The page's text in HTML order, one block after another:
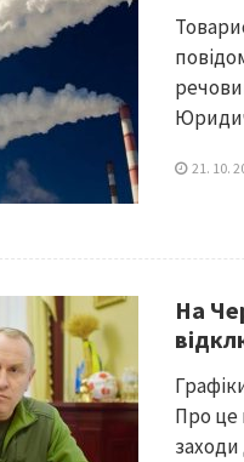
21. 10.
На
Про це
заходи